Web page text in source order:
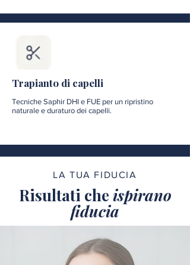
Trapianto di capelli
Tecniche Saphir DHI e FUE per un ripristino
naturale e duraturo dei capelli.
LA TUA FIDUCIA
Risultati che ispirano
fiducia